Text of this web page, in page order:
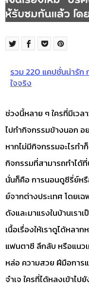
รวม 220 แคปชั่นน่ารัก
ใจจริง
ช่วงนี้หลาย ๆ ใครที่มีเวล
ไปทำกิจกรรมข้างนอก
หากไม่มีกิจกรรมอะไรท
กิจกรรมที่สามารถทำได้
นั่นก็คือ การนอนดูซีรี่ย์ห
ย์จากต่างประเทศ โดยเ
ดังและมาแรงในบ้านเรา
เนื้อเรื่องให้เราดูได้หลา
แฟนตาซี ลึกลับ หรือแนว
หล่อ ความสวย ฝีมือการ
จำเจ ใครที่ได้หลงเข้าไ